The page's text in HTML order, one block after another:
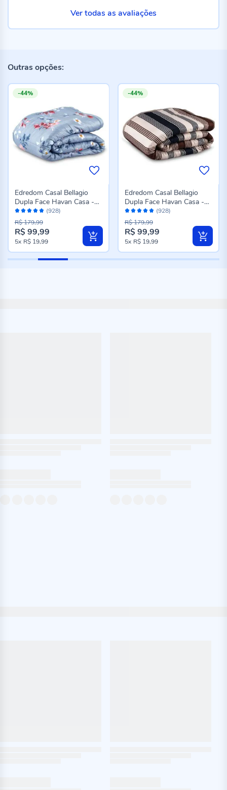
Ver todas as avaliações
Outras opções:
-44%
Avaliação:
96%
(928)
Edredom Casal Bellagio
Dupla Face Havan Casa -
Jade Floral Azul
Preço
especial
R$ 99,99
R$ 179,99
5x R$ 19,99
-44%
Avaliação:
96%
(928)
Edredom Casal Bellagio
Dupla Face Havan Casa -
Caio Geo Azul
Preço
especial
R$ 99,99
R$ 179,99
5x R$ 19,99